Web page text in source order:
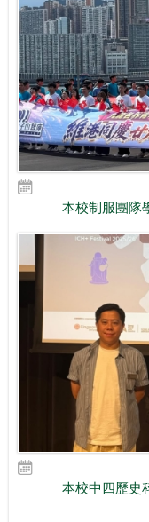
本校制服團隊
本校中四歷史